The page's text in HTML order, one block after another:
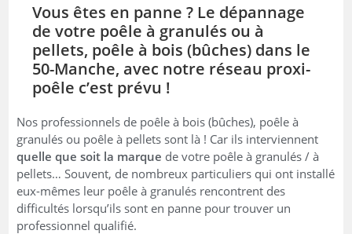
Vous êtes en panne ? Le dépannage
de votre poêle à granulés ou à
pellets, poêle à bois (bûches) dans le
50-Manche, avec notre réseau proxi-
poêle c’est prévu !
Nos professionnels de poêle à bois (bûches), poêle à
granulés ou poêle à pellets sont là ! Car ils interviennent
quelle que soit la marque de votre poêle à granulés / à
pellets… Souvent, de nombreux particuliers qui ont installé
eux-mêmes leur poêle à granulés rencontrent des
difficultés lorsqu’ils sont en panne pour trouver un
professionnel qualifié.